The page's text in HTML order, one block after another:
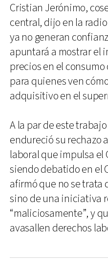
Cristian Jerónimo,
central, dijo en la
ya no generan
apuntará a mostrar el
precios en el
para quienes ven
adquisitivo en el
A la par de este
endureció su rechazo
laboral que impulsa el
siendo debatido en el
afirmó que no se
sino de una iniciativa
“maliciosamente”, y
avasallen derechos